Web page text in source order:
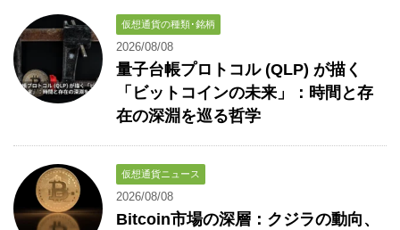
仮想通貨の種類･銘柄
2026/08/08
量子台帳プロトコル (QLP) が描く
「ビットコインの未来」：時間と存
在の深淵を巡る哲学
仮想通貨ニュース
2026/08/08
Bitcoin市場の深層：クジラの動向、